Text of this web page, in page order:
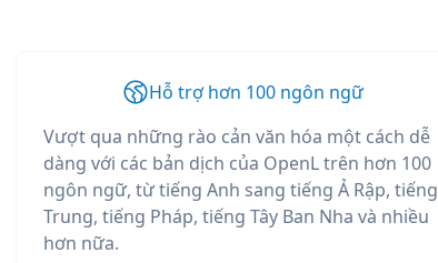
Hỗ trợ hơn 100 ngôn ngữ
Vượt qua những rào cản văn hóa một cách dễ
dàng với các bản dịch của OpenL trên hơn 100
ngôn ngữ, từ tiếng Anh sang tiếng Ả Rập, tiếng
Trung, tiếng Pháp, tiếng Tây Ban Nha và nhiều
hơn nữa.